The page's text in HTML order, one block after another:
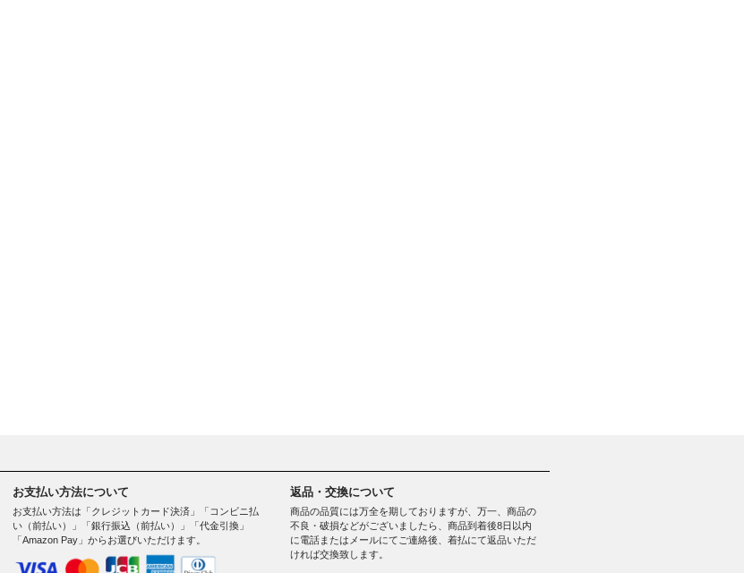
お支払い方法について
お支払い方法は「クレジットカード決済」「コンビニ払
い（前払い）」「銀行振込（前払い）」「代金引換」
「Amazon Pay」からお選びいただけます。
返品・交換について
商品の品質には万全を期しておりますが、万一、商品の
不良・破損などがございましたら、商品到着後8日以内
に電話またはメールにてご連絡後、着払にて返品いただ
ければ交換致します。